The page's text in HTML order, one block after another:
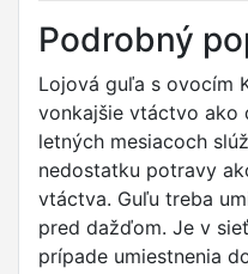
Podrobný
Lojová guľa s ovocím
vonkajšie vtáctvo ako
letných mesiacoch
nedostatku potravy
vtáctva. Guľu treba
pred dažďom. Je v
prípade umiestnenia